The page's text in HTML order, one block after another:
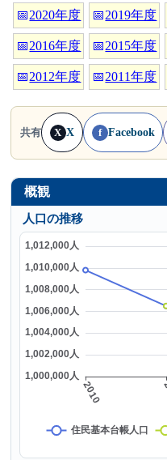
📅2020年度 📅2019年度
📅2016年度 📅2015年度
📅2012年度 📅2011年度
共有 X X f Facebook
概観
人口の推移